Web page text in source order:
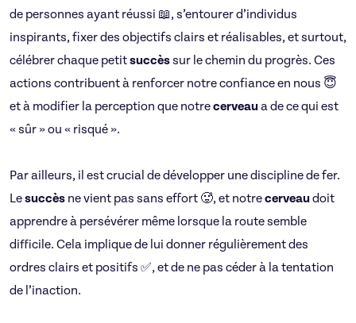
de personnes ayant réussi 📖, s’entourer d’individus
inspirants, fixer des objectifs clairs et réalisables, et surtout,
célébrer chaque petitsuccèssur le chemin du progrès. Ces
actions contribuent à renforcer notre confiance en nous 😇
et à modifier la perception que notrecerveaua de ce qui est
« sûr » ou « risqué ».
Par ailleurs, il est crucial de développer une discipline de fer.
Lesuccès ne vient pas sans effort 🥵, et notrecerveaudoit
apprendre à persévérer même lorsque la route semble
difficile. Cela implique de lui donner régulièrement des
ordres clairs et positifs ✅, et de ne pas céder à la tentation
de l’inaction.